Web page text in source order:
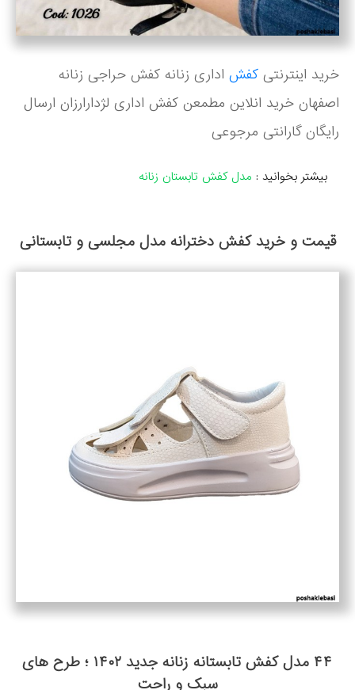
خرید اینترنتی کفش اداری زنانه کفش حراجی زنانه
اصفهان خرید انلاین مطمعن کفش اداری لژدارارزان ارسال
رایگان گارانتی مرجوعی
بیشتر بخوانید : مدل کفش تابستان زنانه
قیمت و خرید کفش دخترانه مدل مجلسی و تابستانی
۴۴ مدل کفش تابستانه زنانه جدید ۱۴۰۲ ؛ طرح های
سبک و راحت